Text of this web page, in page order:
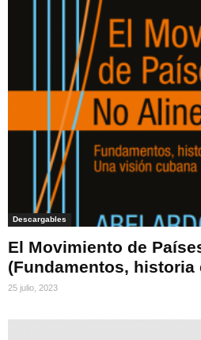
Descargables
El Movimiento de
(Fundamentos, historia
25 julio, 2023